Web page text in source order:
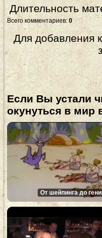
Длительность
Всего комментариев: 0
Для добавления
Если Вы устали
окунуться в мир
От шейпинга до